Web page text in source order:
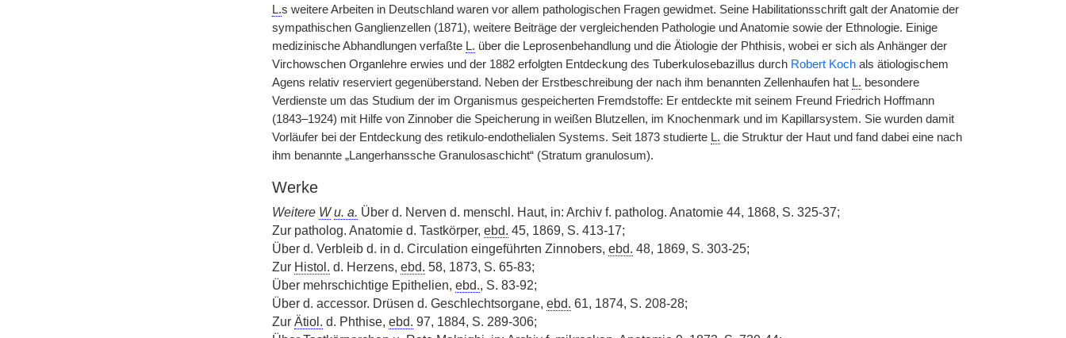
L.s weitere Arbeiten in Deutschland waren vor allem pathologischen Fragen gewidmet. Seine Habilitationsschrift galt der Anatomie der
sympathischen Ganglienzellen (1871), weitere Beiträge der vergleichenden Pathologie und Anatomie sowie der Ethnologie. Einige
medizinische Abhandlungen verfaßte L. über die Leprosenbehandlung und die Ätiologie der Phthisis, wobei er sich als Anhänger der
Virchowschen Organlehre erwies und der 1882 erfolgten Entdeckung des Tuberkulosebazillus durch Robert Kochals ätiologischem
Agens relativ reserviert gegenüberstand. Neben der Erstbeschreibung der nach ihm benannten Zellenhaufen hat L. besondere
Verdienste um das Studium der im Organismus gespeicherten Fremdstoffe: Er entdeckte mit seinem Freund Friedrich Hoffmann
(1843–1924) mit Hilfe von Zinnober die Speicherung in weißen Blutzellen, im Knochenmark und im Kapillarsystem. Sie wurden damit
Vorläufer bei der Entdeckung des retikulo-endothelialen Systems. Seit 1873 studierte L. die Struktur der Haut und fand dabei eine nach
ihm benannte „Langerhanssche Granulosaschicht“ (Stratum granulosum).
Werke
Weitere W u. a. Über d. Nerven d. menschl. Haut, in: Archiv f. patholog. Anatomie 44, 1868, S. 325-37;
Zur patholog. Anatomie d. Tastkörper, ebd. 45, 1869, S. 413-17;
Über d. Verbleib d. in d. Circulation eingeführten Zinnobers, ebd. 48, 1869, S. 303-25;
Zur Histol. d. Herzens, ebd. 58, 1873, S. 65-83;
Über mehrschichtige Epithelien, ebd., S. 83-92;
Über d. accessor. Drüsen d. Geschlechtsorgane, ebd. 61, 1874, S. 208-28;
Zur Ätiol. d. Phthise, ebd. 97, 1884, S. 289-306;